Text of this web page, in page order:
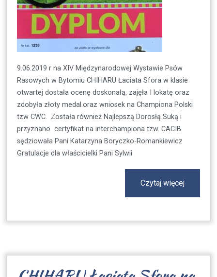
9.06.2019 r na XIV Międzynarodowej Wystawie Psów
Rasowych w Bytomiu CHIHARU Łaciata Sfora w klasie
otwartej dostała ocenę doskonałą, zajęła I lokatę oraz
zdobyła złoty medal.oraz wniosek na Championa Polski
tzw CWC. Została również Najlepszą Dorosłą Suką i
przyznano certyfikat na interchampiona tzw. CACIB
sędziowała Pani Katarzyna Boryczko-Romankiewicz
Gratulacje dla właścicielki Pani Sylwii
Czytaj więcej